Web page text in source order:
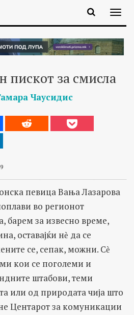
пискот за смисла
Чаусидис
певица Вања Лазарова
во регионот
барем за извесно време,
оставајќи нѐ да се
се, сепак, можни. Сѐ
кои се поголеми и
штабови, теми
или од природата чија што
Центарот за комуникации